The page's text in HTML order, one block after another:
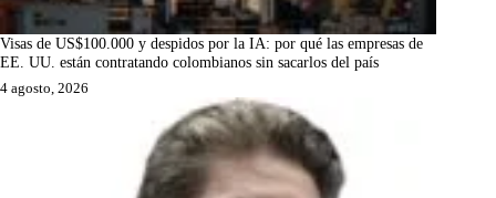
Visas de US$100.000 y despidos por la IA: por qué las empresas de
EE. UU. están contratando colombianos sin sacarlos del país
4 agosto, 2026